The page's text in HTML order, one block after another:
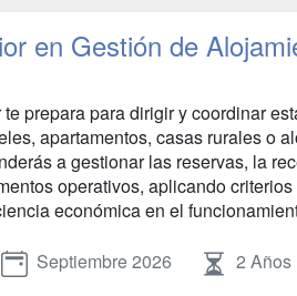
en Gestión de
prepara para dirigir y coordinar
apartamentos, casas rurales o
a gestionar las reservas, la
operativos, aplicando
económica en el
Septiembre 2026 2 Años